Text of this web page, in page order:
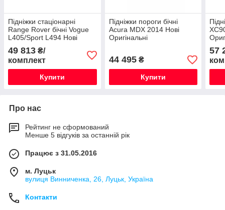
Підніжки стаціонарні
Range Rover бічні Vogue
L405/Sport L494 Нові
Оригінальні
49 813 ₴/
комплект
Купити
Підніжки пороги бічні
Acura MDX 2014 Нові
Оригінальні
44 495₴
Купити
57
Про нас
Рейтинг не сформований
Менше 5 відгуків за останній рік
Працює з 31.05.2016
м. Луцьк
вулиця Винниченка, 26, Луцьк, Україна
Контакти